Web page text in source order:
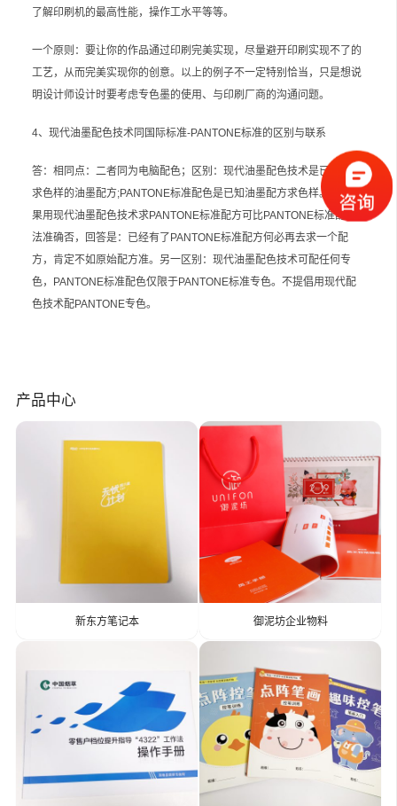
了解印刷机的最高性能，操作工水平等等。
一个原则：要让你的作品通过印刷完美实现，尽量避开印刷实现不了的
工艺，从而完美实现你的创意。以上的例子不一定特别恰当，只是想说
明设计师设计时要考虑专色墨的使用、与印刷厂商的沟通问题。
4、现代油墨配色技术同国际标准-PANTONE标准的区别与联系
答：相同点：二者同为电脑配色；区别：现代油墨配色技术是已知色样
求色样的油墨配方;PANTONE标准配色是已知油墨配方求色样。问：如
果用现代油墨配色技术求PANTONE标准配方可比PANTONE标准配色
法准确否，回答是：已经有了PANTONE标准配方何必再去求一个配
方，肯定不如原始配方准。另一区别：现代油墨配色技术可配任何专
色，PANTONE标准配色仅限于PANTONE标准专色。不提倡用现代配
色技术配PANTONE专色。
产品中心
新东方笔记本 御泥坊企业物料